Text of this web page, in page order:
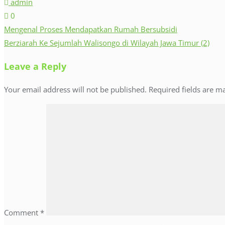
admin
0
Post
navigation
Mengenal Proses Mendapatkan Rumah Bersubsidi
Berziarah Ke Sejumlah Walisongo di Wilayah Jawa Timur (2)
Leave a Reply
Your email address will not be published. Required fields are
Comment *